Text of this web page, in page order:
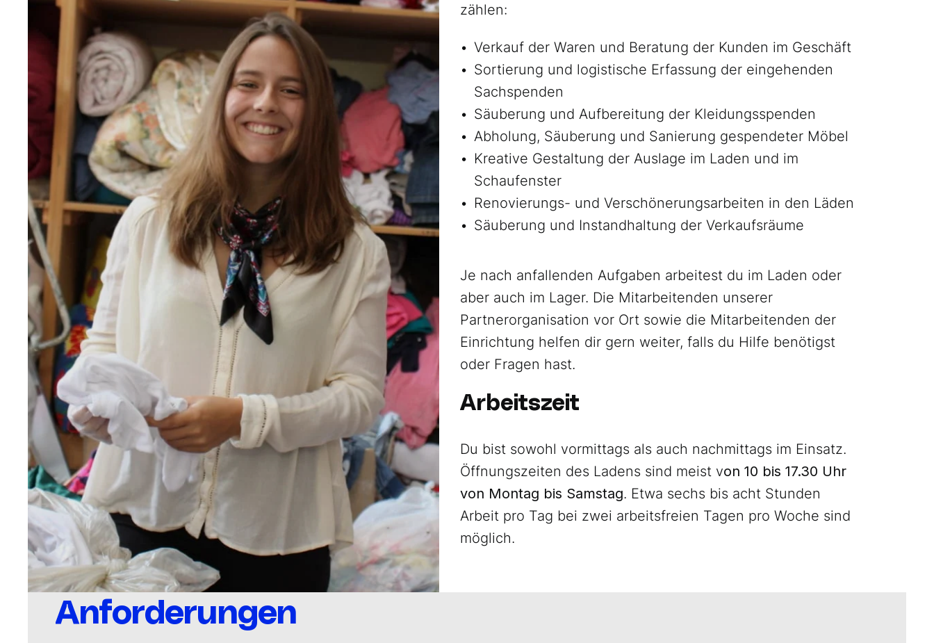
zählen:
Verkauf der Waren und Beratung der Kunden im Geschäft
Sortierung und logistische Erfassung der eingehenden
Sachspenden
Säuberung und Aufbereitung der Kleidungsspenden
Abholung, Säuberung und Sanierung gespendeter Möbel
Kreative Gestaltung der Auslage im Laden und im
Schaufenster
Renovierungs- und Verschönerungsarbeiten in den Läden
Säuberung und Instandhaltung der Verkaufsräume
Je nach anfallenden Aufgaben arbeitest du im Laden oder
aber auch im Lager. Die Mitarbeitenden unserer
Partnerorganisation vor Ort sowie die Mitarbeitenden der
Einrichtung helfen dir gern weiter, falls du Hilfe benötigst
oder Fragen hast.
Arbeitszeit
Du bist sowohl vormittags als auch nachmittags im Einsatz.
Öffnungszeiten des Ladens sind meist von 10 bis 17.30 Uhr
von Montag bis Samstag. Etwa sechs bis acht Stunden
Arbeit pro Tag bei zwei arbeitsfreien Tagen pro Woche sind
möglich.
Anforderungen